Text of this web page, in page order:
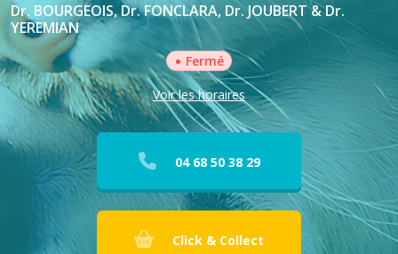
Dr. BOURGEOIS, Dr. FONCLARA, Dr. JOUBERT & Dr.
YEREMIAN
• Fermé
Voir les horaires
04 68 50 38 29
Click & Collect